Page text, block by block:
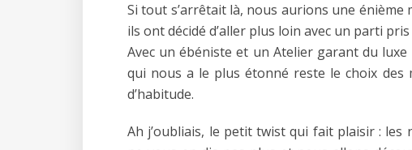
Si tout s’arrêtait là, nous aurions une
ils ont décidé d’aller plus loin avec un parti
Avec un ébéniste et un Atelier garant du luxe
qui nous a le plus étonné reste le choix des
d’habitude.
Ah j’oubliais, le petit twist qui fait plaisir : les